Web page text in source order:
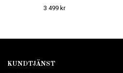
3 499 kr
KUNDTJÄNST